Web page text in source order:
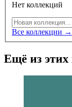
Нет коллекций
Все коллекции →
Ещё из этих